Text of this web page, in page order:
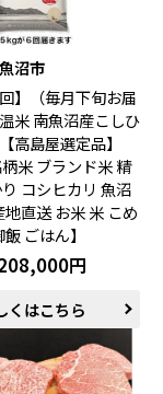
沼市
】（毎月下旬お届
米 南魚沼産こしひ
高島屋選定品】
柄米 ブランド米 精
コシヒカリ 魚沼
地直送 お米 米 こめ
ごはん】
円
くはこちら